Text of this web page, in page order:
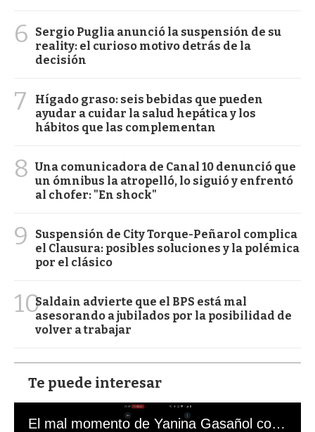
6
Sergio Puglia anunció la suspensión de su
reality: el curioso motivo detrás de la
decisión
7
Hígado graso: seis bebidas que pueden
ayudar a cuidar la salud hepática y los
hábitos que las complementan
8 Una comunicadora de Canal 10 denunció que
un ómnibus la atropelló, lo siguió y enfrentó
al chofer: "En shock"
9
Suspensión de City Torque-Peñarol complica
el Clausura: posibles soluciones y la polémica
por el clásico
10Saldain advierte que el BPS está mal
asesorando a jubilados por la posibilidad de
volver a trabajar
Te puede interesar
El mal momento de Yanina Gasañol con un hincha argentino en "Subrayado"